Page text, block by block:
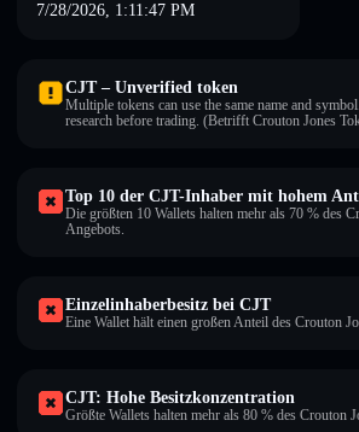
7/28/2026, 1:11:47 PM
CJT – Unverified token
Multiple tokens can use the same name and
research before trading. (Betrifft Crouton Jones
Top 10 der CJT-Inhaber mit hohem
Die größten 10 Wallets halten mehr als 70 % des
Angebots.
Einzelinhaberbesitz bei CJT
Eine Wallet hält einen großen Anteil des Crouton
CJT: Hohe Besitzkonzentration
Größte Wallets halten mehr als 80 % des Crouton